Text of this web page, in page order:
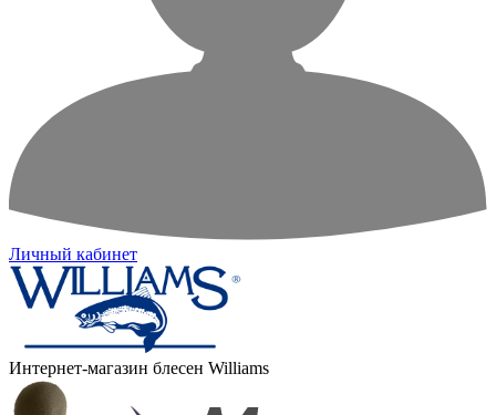
Личный кабинет
Интернет-магазин блесен Williams